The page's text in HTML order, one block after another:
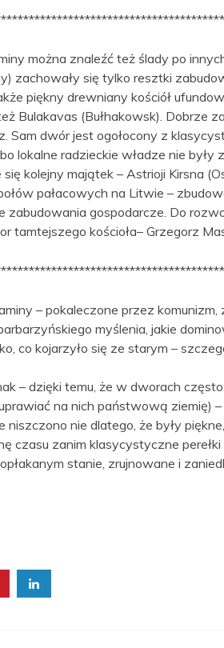
można znaleźć też ślady po
zachowały się tylko resztki
piękny drewniany kościół
Bulakavas (Bułhakowsk). Dobrze
Sam dwór jest ogołocony z
lokalne radzieckie władze nie były
się kolejny majątek – Astrioji Kirsna
pałacowych na Litwie –
zabudowania gospodarcze. Do
tamtejszego kościoła– Grzegorz
– pokaleczone przez
myślenia, jakie
co kojarzyło się ze starym –
– dzięki temu, że w dworach
na nich państwową ziemię)
niszczono nie dlatego, że były
czasu zanim klasycystyczne
stanie, zrujnowane i